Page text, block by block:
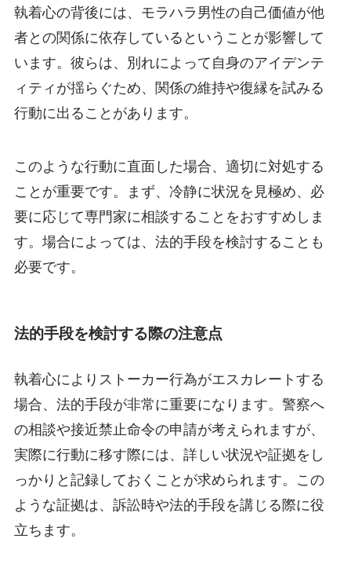
執着心の背後には、モラハラ男性の自己価値が他
者との関係に依存しているということが影響して
います。彼らは、別れによって自身のアイデンテ
ィティが揺らぐため、関係の維持や復縁を試みる
行動に出ることがあります。
このような行動に直面した場合、適切に対処する
ことが重要です。まず、冷静に状況を見極め、必
要に応じて専門家に相談することをおすすめしま
す。場合によっては、法的手段を検討することも
必要です。
法的手段を検討する際の注意点
執着心によりストーカー行為がエスカレートする
場合、法的手段が非常に重要になります。警察へ
の相談や接近禁止命令の申請が考えられますが、
実際に行動に移す際には、詳しい状況や証拠をし
っかりと記録しておくことが求められます。この
ような証拠は、訴訟時や法的手段を講じる際に役
立ちます。